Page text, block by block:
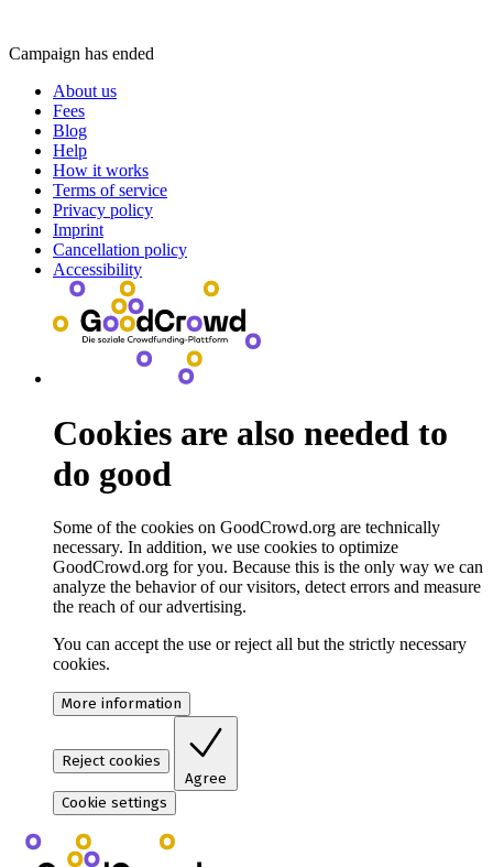
Campaign has ended
About us
Fees
Blog
Help
How it works
Terms of service
Privacy policy
Imprint
Cancellation policy
Accessibility
Cookies are also needed to
do good
Some of the cookies on GoodCrowd.org are technically
necessary. In addition, we use cookies to optimize
GoodCrowd.org for you. Because this is the only way we can
analyze the behavior of our visitors, detect errors and measure
the reach of our advertising.
You can accept the use or reject all but the strictly necessary
cookies.
More information
Reject cookies
Agree
Cookie settings